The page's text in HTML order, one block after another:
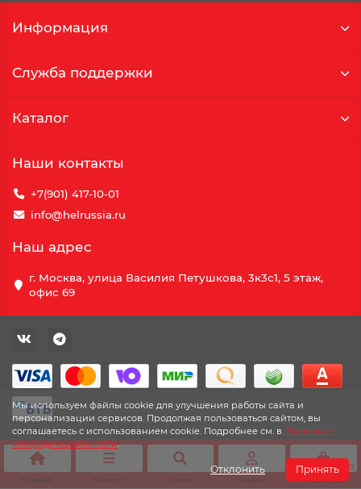
Мы используем файлы cookie для улучшения работы сайта и
персонализации сервисов. Продолжая пользоваться сайтом, вы
соглашаетесь с использованием cookie. Подробнее см. в Политике
конфиденциальности.
Отклонить Принять
Информация
Служба поддержки
Каталог
Наши контакты
+7(901) 417-10-01
info@helrussia.ru
Наш адрес
г. Москва, улица Василия Петушкова, 3к3c1, 5 этаж,
офис 69
Главная Каталог Поиск Аккаунт
0
Корзина